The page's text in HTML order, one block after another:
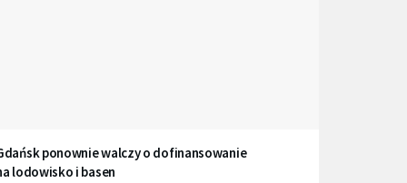
ponownie walczy o dofinansowanie
lodowisko i basen